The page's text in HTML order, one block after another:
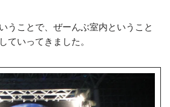
うことで、ぜーんぶ室内ということ
ていってきました。